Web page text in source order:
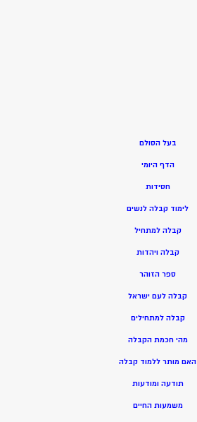
בעל הסולם
הדף היומי
חסידות
לימוד קבלה לנשים
קבלה למתחיל
קבלה ויהדות
ספר הזוהר
קבלה לעם ישראל
קבלה למתחילים
מהי חכמת הקבלה
האם מותר ללמוד קבלה
תודעה ומודעות
משמעות החיים